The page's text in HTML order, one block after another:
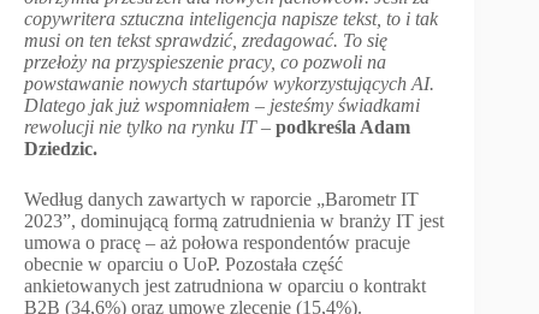
copywritera sztuczna inteligencja napisze tekst, to i tak
musi on ten tekst sprawdzić, zredagować. To się
przełoży na przyspieszenie pracy, co pozwoli na
powstawanie nowych startupów wykorzystujących AI.
Dlatego jak już wspomniałem – jesteśmy świadkami
rewolucji nie tylko na rynku IT– podkreśla Adam
Dziedzic.
Według danych zawartych w raporcie „Barometr IT
2023”, dominującą formą zatrudnienia w branży IT jest
umowa o pracę – aż połowa respondentów pracuje
obecnie w oparciu o UoP. Pozostała część
ankietowanych jest zatrudniona w oparciu o kontrakt
B2B (34,6%) oraz umowę zlecenie (15,4%).